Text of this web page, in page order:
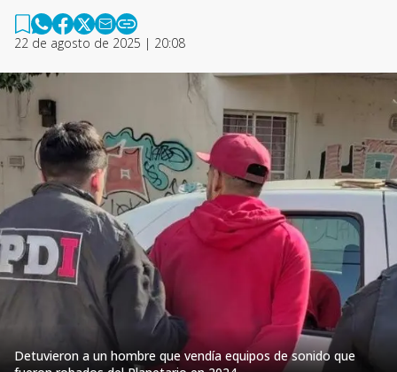
22 de agosto de 2025 | 20:08
Detuvieron a un hombre que vendía equipos de sonido que